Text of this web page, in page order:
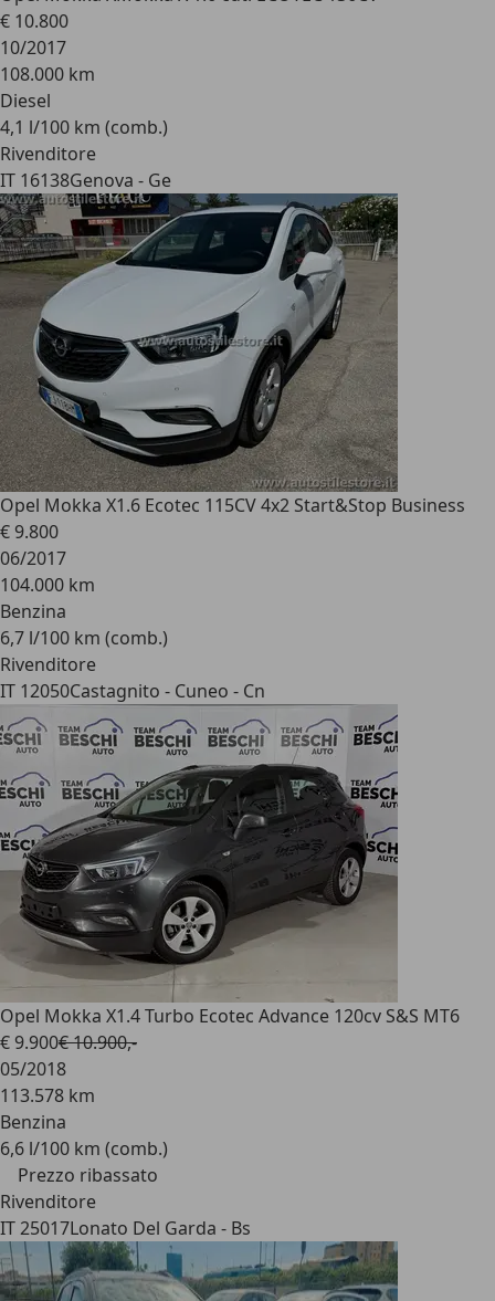
€ 10.800
10/2017
108.000 km
Diesel
4,1 l/100 km (comb.)
Rivenditore
IT 16138Genova - Ge
Opel Mokka X1.6 Ecotec 115CV 4x2 Start&Stop Business
€ 9.800
06/2017
104.000 km
Benzina
6,7 l/100 km (comb.)
Rivenditore
IT 12050Castagnito - Cuneo - Cn
Opel Mokka X1.4 Turbo Ecotec Advance 120cv S&S MT6
€ 9.900€ 10.900,-
05/2018
113.578 km
Benzina
6,6 l/100 km (comb.)
Prezzo ribassato
Rivenditore
IT 25017Lonato Del Garda - Bs